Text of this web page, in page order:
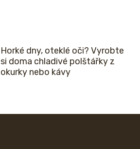
Horké dny, oteklé oči? Vyrobte
si doma chladivé polštářky z
okurky nebo kávy